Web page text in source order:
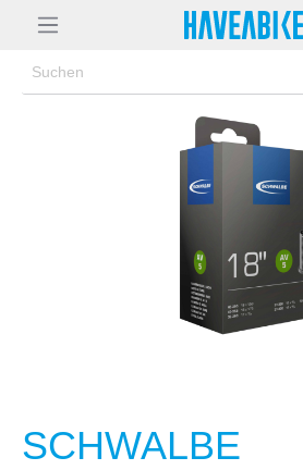
SCHWALBE